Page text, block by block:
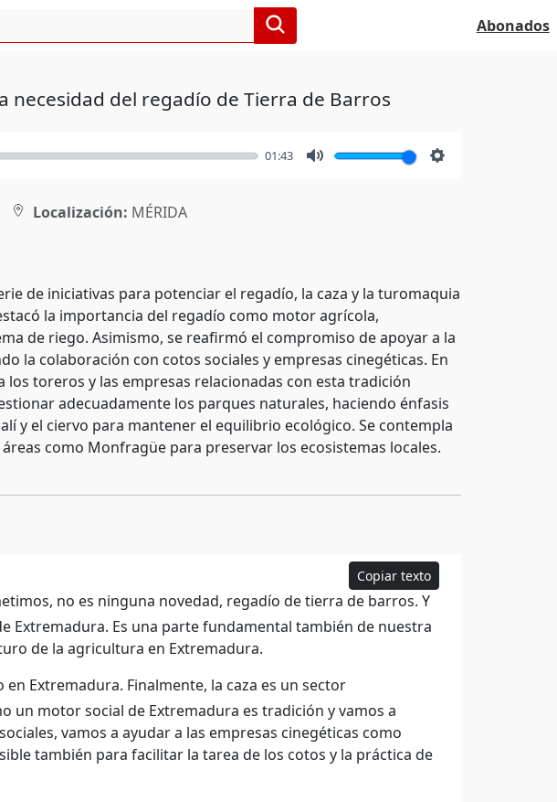
Abonados
necesidad del regadío de Tierra de Barros
01:43
Localización: MÉRIDA
de iniciativas para potenciar el regadío, la caza y la turomaquia
la importancia del regadío como motor agrícola,
de riego. Asimismo, se reafirmó el compromiso de apoyar a la
la colaboración con cotos sociales y empresas cinegéticas. En
toreros y las empresas relacionadas con esta tradición
adecuadamente los parques naturales, haciendo énfasis
y el ciervo para mantener el equilibrio ecológico. Se contempla
como Monfragüe para preservar los ecosistemas locales.
Copiar texto
no es ninguna novedad, regadío de tierra de barros. Y
Extremadura. Es una parte fundamental también de nuestra
de la agricultura en Extremadura.
Extremadura. Finalmente, la caza es un sector
motor social de Extremadura es tradición y vamos a
vamos a ayudar a las empresas cinegéticas como
también para facilitar la tarea de los cotos y la práctica de